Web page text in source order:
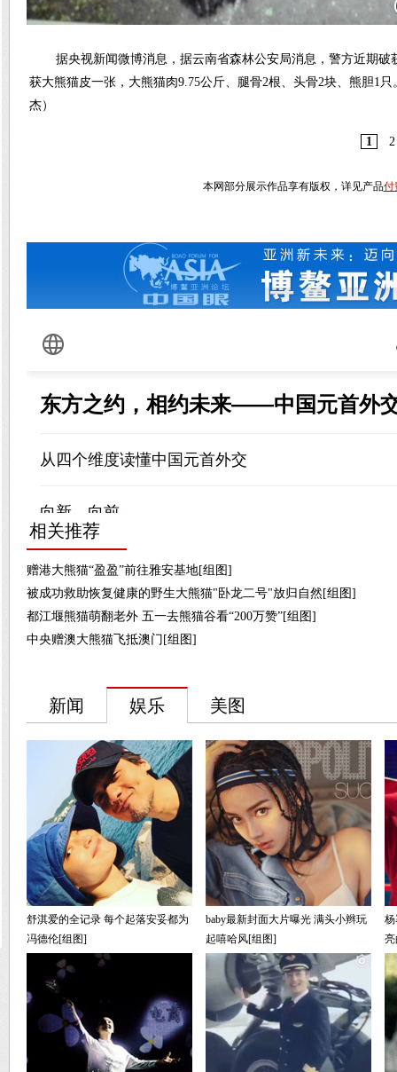
据央视新闻微博消息，据云南省森林公安局消息，警方近期
获大熊猫皮一张，大熊猫肉9.75公斤、腿骨2根、头骨2块、熊胆1
杰）
1 2
本网部分展示作品享有版权，详见产品付
相关推荐
赠港大熊猫“盈盈”前往雅安基地[组图]
被成功救助恢复健康的野生大熊猫"卧龙二号"放归自然[组图]
都江堰熊猫萌翻老外 五一去熊猫谷看“200万赞”[组图]
中央赠澳大熊猫飞抵澳门[组图]